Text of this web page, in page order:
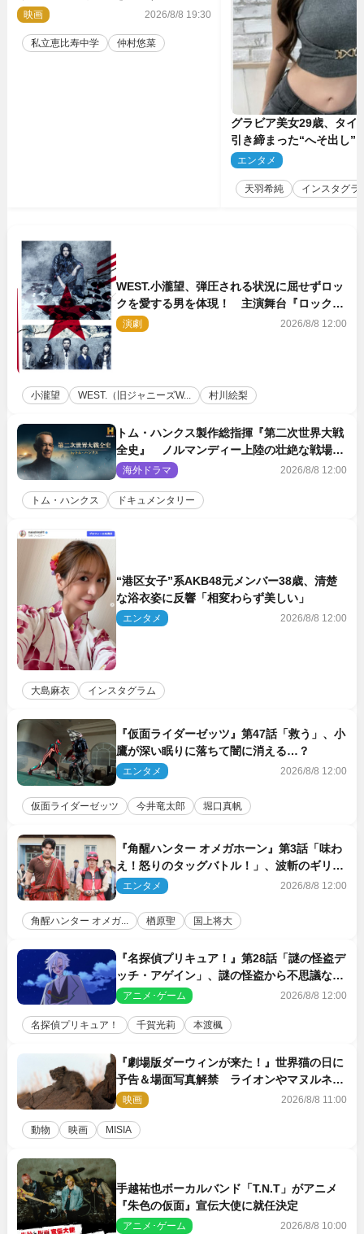
に！ 映画『つりこまち』今秋公開
映画 2026/8/8 19:30
私立恵比寿中学 仲村悠菜
グラビア美女29歳、タイ
引き締まった“へそ出し”
「可愛い過ぎる」
エンタメ
天羽希純 インスタグラ
WEST.小瀧望、弾圧される状況に屈せずロッ
クを愛する男を体現！ 主演舞台『ロックン
ロール』ビジュアル解禁
演劇 2026/8/8 12:00
小瀧望 WEST.（旧ジャニーズW... 村川絵梨
トム・ハンクス製作総指揮『第二次世界大戦
全史』 ノルマンディー上陸の壮絶な戦場を
収めた特別映像解禁
海外ドラマ 2026/8/8 12:00
トム・ハンクス ドキュメンタリー
“港区女子”系AKB48元メンバー38歳、清楚
な浴衣姿に反響「相変わらず美しい」
エンタメ 2026/8/8 12:00
大島麻衣 インスタグラム
『仮面ライダーゼッツ』第47話「救う」、小
鷹が深い眠りに落ちて闇に消える…？
エンタメ 2026/8/8 12:00
仮面ライダーゼッツ 今井竜太郎 堀口真帆
『角醒ハンター オメガホーン』第3話「味わ
え！怒りのタッグバトル！」、波斬のギリコ
がハンターバトルを挑んできた！
エンタメ 2026/8/8 12:00
角醒ハンター オメガ... 楢原聖 国上将大
『名探偵プリキュア！』第28話「謎の怪盗デ
ッチ・アゲイン」、謎の怪盗から不思議な予
告状が届く
アニメ･ゲーム 2026/8/8 12:00
名探偵プリキュア！ 千賀光莉 本渡楓
『劇場版ダーウィンが来た！』世界猫の日に
予告＆場面写真解禁 ライオンやマヌルネコ
の赤ちゃんが大集合
映画 2026/8/8 11:00
動物 映画 MISIA
手越祐也ボーカルバンド「T.N.T」がアニメ
『朱色の仮面』宣伝大使に就任決定
アニメ･ゲーム 2026/8/8 10:00